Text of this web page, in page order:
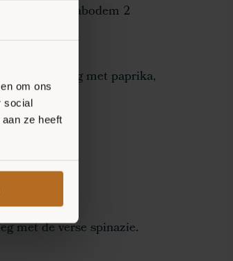
om ons
social
ze heeft
Bak de pizzabodem 2
en beleg met paprika,
met de verse spinazie.